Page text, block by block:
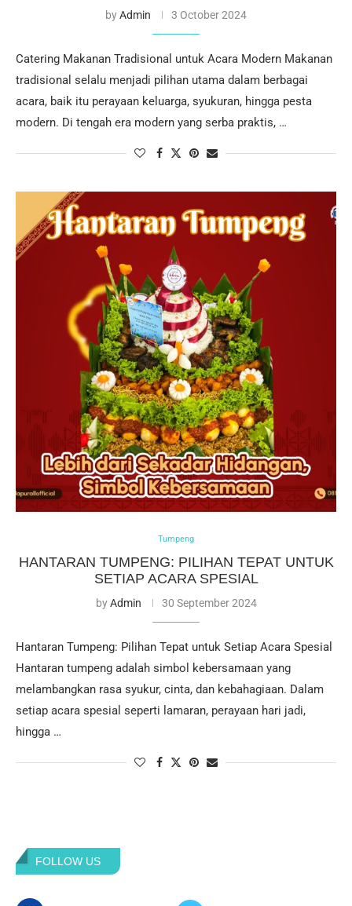
byAdmin 3 October 2024
Catering Makanan Tradisional untuk Acara Modern Makanan
tradisional selalu menjadi pilihan utama dalam berbagai
acara, baik itu perayaan keluarga, syukuran, hingga pesta
modern. Di tengah era modern yang serba praktis, …
Tumpeng
HANTARAN TUMPENG: PILIHAN TEPAT UNTUK
SETIAP ACARA SPESIAL
byAdmin 30 September 2024
Hantaran Tumpeng: Pilihan Tepat untuk Setiap Acara Spesial
Hantaran tumpeng adalah simbol kebersamaan yang
melambangkan rasa syukur, cinta, dan kebahagiaan. Dalam
setiap acara spesial seperti lamaran, perayaan hari jadi,
hingga …
FOLLOW US